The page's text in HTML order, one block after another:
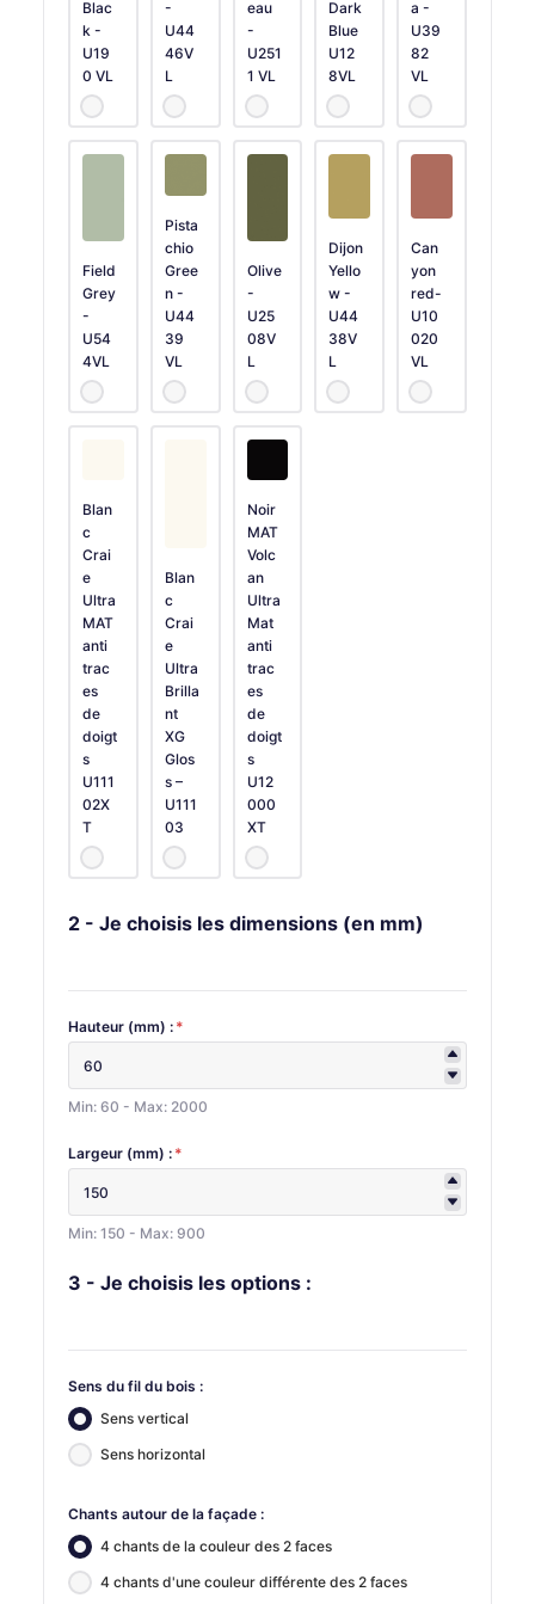
Blac
k -
U19
0 VL
-
U44
46V
L
eau
-
U251
1 VL
Dark
Blue
U12
8VL
a -
U39
82
VL
Field
Grey
-
U54
4VL
Pista
chio
Gree
n -
U44
39
VL
Olive
-
U25
08V
L
Dijon
Yello
w -
U44
38V
L
Can
yon
red-
U10
020
VL
Blan
c
Crai
e
Ultra
MAT
anti
trac
es
de
doigt
s
U111
02X
T
Blan
c
Crai
e
Ultra
Brilla
nt
XG
Glos
s –
U111
03
Noir
MAT
Volc
an
Ultra
Mat
anti
trac
es
de
doigt
s
U12
000
XT
2 - Je choisis les dimensions (en mm)
Hauteur (mm) : *
Min: 60 - Max: 2000
Largeur (mm) : *
Min: 150 - Max: 900
3 - Je choisis les options :
Sens du fil du bois :
Sens vertical
Sens horizontal
Chants autour de la façade :
4 chants de la couleur des 2 faces
4 chants d'une couleur différente des 2 faces